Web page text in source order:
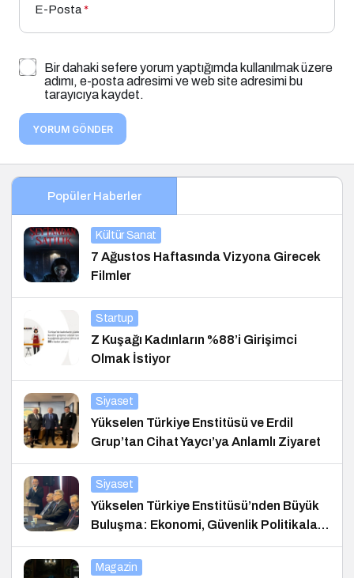
E-Posta*
Bir dahaki sefere yorum yaptığımda kullanılmak üzere
adımı, e-posta adresimi ve web site adresimi bu
tarayıcıya kaydet.
YORUM GÖNDER
Popüler Haberler
Kültür Sanat
7 Ağustos Haftasında Vizyona Girecek
Filmler
Startup
Z Kuşağı Kadınların %88’i Girişimci
Olmak İstiyor
Siyaset
Yükselen Türkiye Enstitüsü ve Erdil
Grup’tan Cihat Yaycı’ya Anlamlı Ziyaret
Siyaset
Yükselen Türkiye Enstitüsü’nden Büyük
Buluşma: Ekonomi, Güvenlik Politikaları
ve Hukuk Konferansı
Magazin